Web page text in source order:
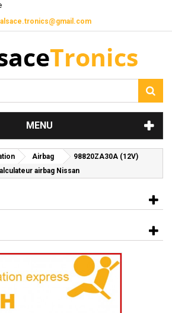
alsace.tronics@gmail.com
MENU
Airbag
98820ZA30A (12V)
airbag Nissan